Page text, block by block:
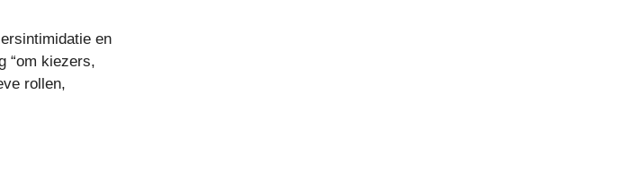
en
“om kiezers,
rollen,